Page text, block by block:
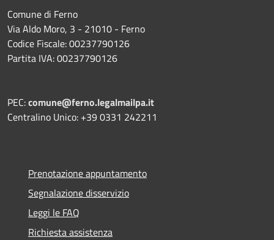
Comune di Ferno
Via Aldo Moro, 3 - 21010 - Ferno
Codice Fiscale: 00237790126
Partita IVA: 00237790126
PEC:comune@ferno.legalmailpa.it
Centralino Unico: +39 0331 242211
Prenotazione appuntamento
Segnalazione disservizio
Leggi le FAQ
Richiesta assistenza